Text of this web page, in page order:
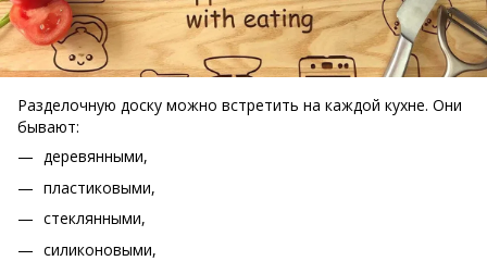
Разделочную доску можно встретить на каждой кухне. Они
бывают:
деревянными,
пластиковыми,
стеклянными,
силиконовыми,